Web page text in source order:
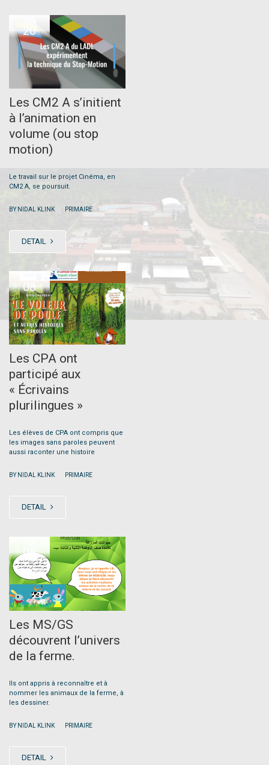
20
Les CM2 A s’initient
à l’animation en
volume (ou stop
motion)
Le travail sur le projet Cinéma, en
CM2 A, se poursuit.
BY NIDAL KLINK PRIMAIRE
DETAIL
08
Les CPA ont
participé aux
« Écrivains
plurilingues »
Les élèves de CPA ont compris que
les images sans paroles peuvent
aussi raconter une histoire
BY NIDAL KLINK PRIMAIRE
DETAIL
08
Les MS/GS
découvrent l’univers
de la ferme.
Ils ont appris à reconnaître et à
nommer les animaux de la ferme, à
les dessiner.
BY NIDAL KLINK PRIMAIRE
DETAIL